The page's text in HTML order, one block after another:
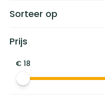
Sorteer op
Prijs
€ 18